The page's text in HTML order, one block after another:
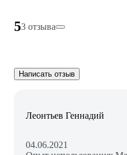
53 отзыва
Написать отзыв
Леонтьев Геннадий
04.06.2021